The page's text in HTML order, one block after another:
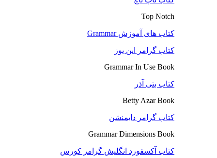
Top Notch
کتاب های آموزش Grammar
کتاب گرامر این یوز
Grammar In Use Book
کتاب بتی آذر
Betty Azar Book
کتاب گرامر دایمنشن
Grammar Dimensions Book
کتاب آکسفورد انگلیش گرامر کورس